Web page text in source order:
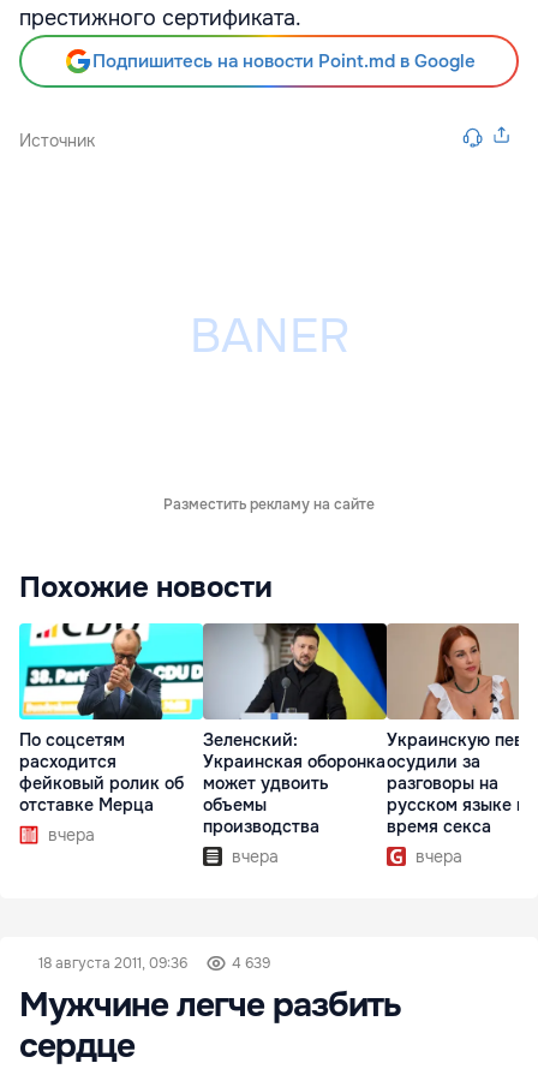
престижного сертификата.
Подпишитесь на новости Point.md в Google
Источник
Разместить рекламу на сайте
Похожие новости
По соцсетям
расходится
фейковый ролик об
отставке Мерца
вчера
Зеленский:
Украинская оборонка
может удвоить
объемы
производства
вчера
Украинскую
осудили за
разговоры на
русском языке во
время секса
вчера
18 августа 2011, 09:36 4 639
Мужчине легче разбить
сердце